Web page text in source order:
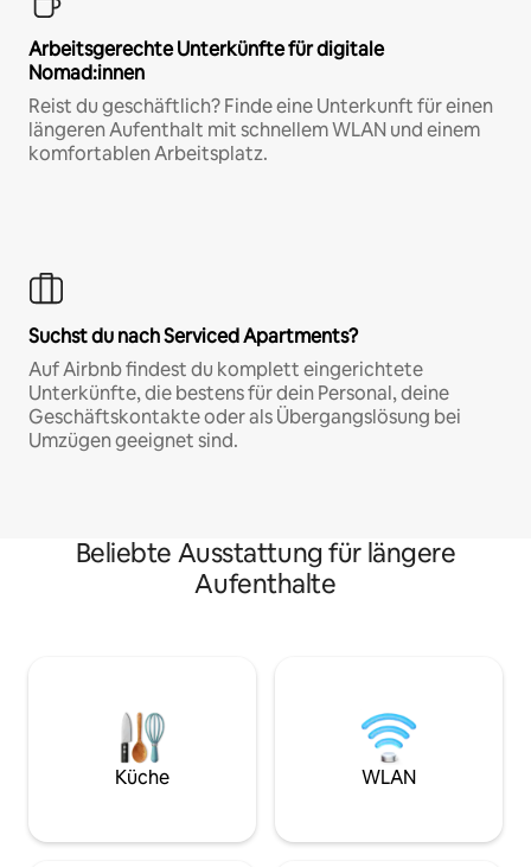
Arbeitsgerechte Unterkünfte für digitale
Nomad:innen
Reist du geschäftlich? Finde eine Unterkunft für einen
längeren Aufenthalt mit schnellem WLAN und einem
komfortablen Arbeitsplatz.
Suchst du nach Serviced Apartments?
Auf Airbnb findest du komplett eingerichtete
Unterkünfte, die bestens für dein Personal, deine
Geschäftskontakte oder als Übergangslösung bei
Umzügen geeignet sind.
Beliebte Ausstattung für längere
Aufenthalte
Küche WLAN